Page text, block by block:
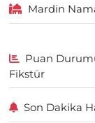
Mardin
Puan
Fikstür
Son Dakika